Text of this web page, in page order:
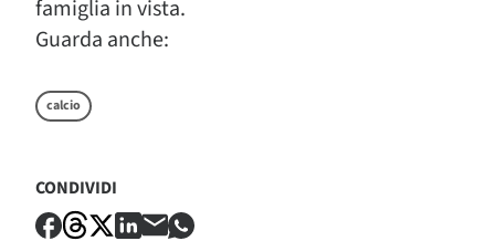
famiglia in vista.
Guarda anche:
calcio
CONDIVIDI